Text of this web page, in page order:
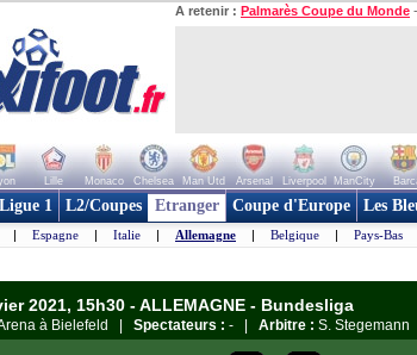
A retenir : Palmarès Coupe du Monde -
Lille Monaco Chelsea Man Utd Arsenal Liverpool ManCity
Ligue 1 L2/Coupes Etranger Coupe d'Europe Les
| Espagne | Italie | Allemagne | Belgique | Pays-Bas
2021, 15h30 - ALLEMAGNE - Bundesliga
à Bielefeld | Spectateurs : - | Arbitre : S. Stegemann